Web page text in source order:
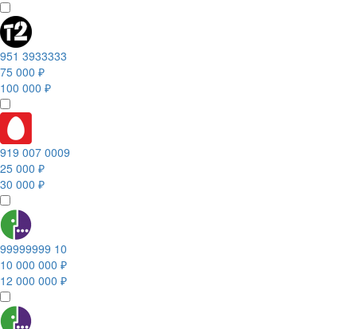
951 3933333
75 000 ₽
100 000 ₽
919 007 0009
25 000 ₽
30 000 ₽
99999999 10
10 000 000 ₽
12 000 000 ₽